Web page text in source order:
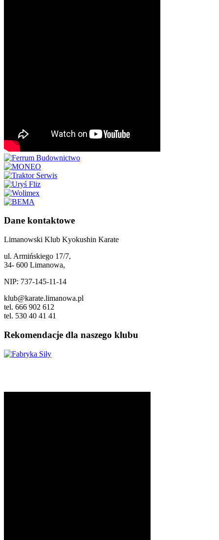
Dane kontaktowe
Limanowski Klub Kyokushin Karate
ul. Armińskiego 17/7,
34- 600 Limanowa,
NIP: 737-145-11-14
klub@karate.limanowa.pl
tel. 666 902 612
tel. 530 40 41 41
Rekomendacje dla naszego klubu